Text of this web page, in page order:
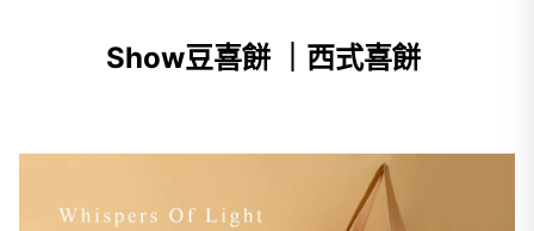
Show豆喜餅 ｜西式喜餅